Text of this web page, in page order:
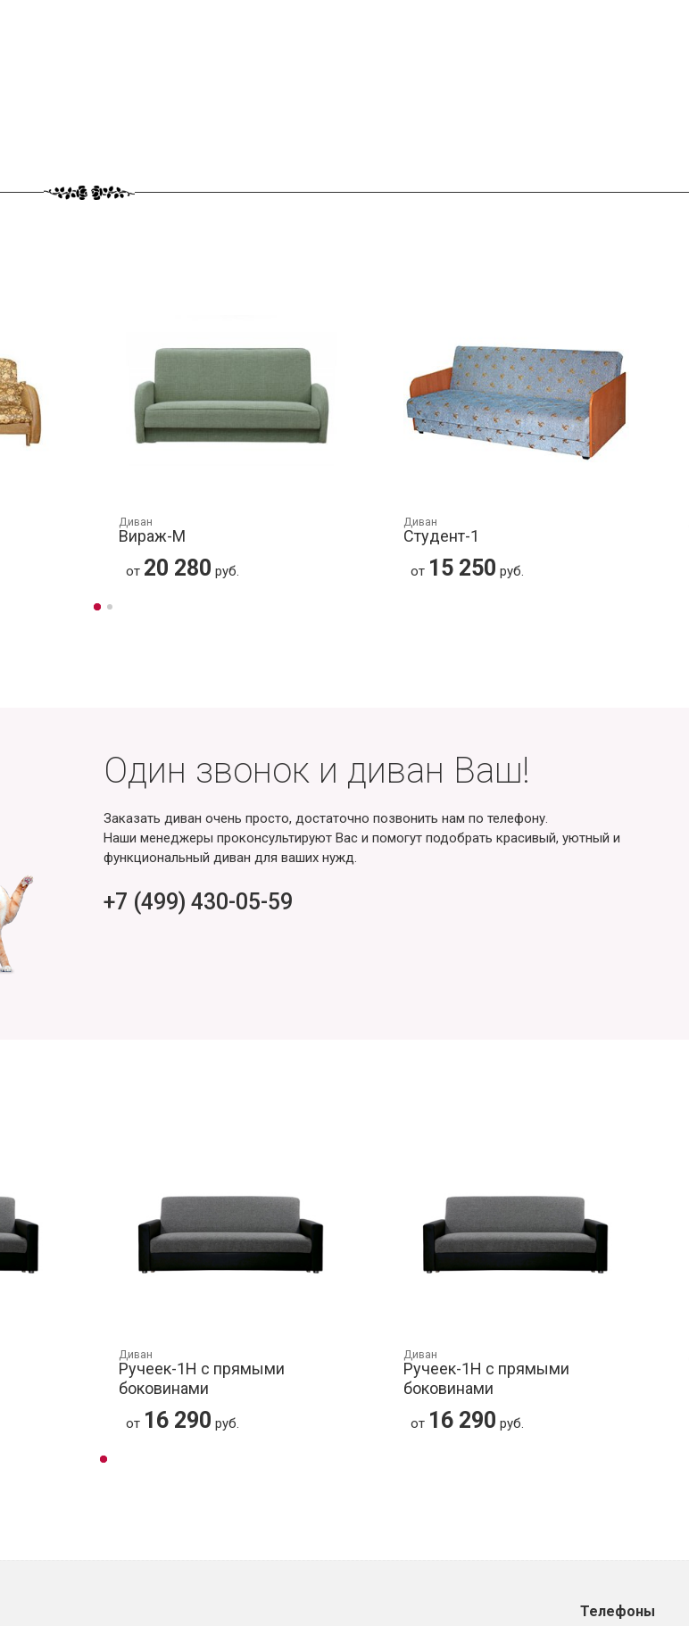
Диван
Вираж-М
от 20 280 руб.
Диван
Студент-1
от 15 250 руб.
Один звонок и диван Ваш!
Заказать диван очень просто, достаточно позвонить нам по телефону.
Наши менеджеры проконсультируют Вас и помогут подобрать красивый, уютный и
функциональный диван для ваших нужд.
+7 (499) 430-05-59
Диван
Ручеек-1Н с прямыми
боковинами
от 16 290 руб.
Диван
Ручеек-1Н с прямыми
боковинами
от 16 290 руб.
Телефоны